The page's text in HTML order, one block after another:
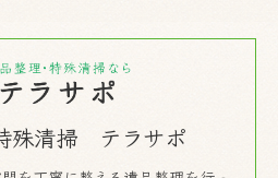
殊清掃 テラサポ